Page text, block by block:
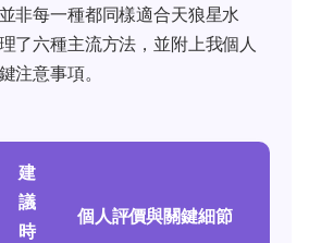
非每一種都同樣適合天狼星水
了六種主流方法，並附上我個人
注意事項。
建
議
時
個人評價與關鍵細節